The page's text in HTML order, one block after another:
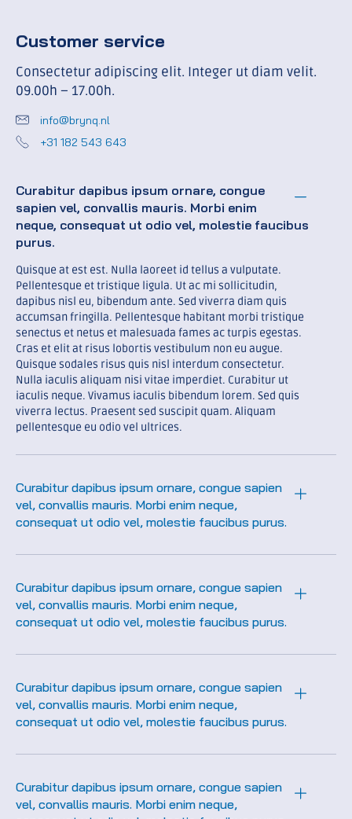
Customer service
Consectetur adipiscing elit. Integer ut diam velit.
09.00h – 17.00h.
info@brynq.nl
+31 182 543 643
Curabitur dapibus ipsum ornare, congue
sapien vel, convallis mauris. Morbi enim
neque, consequat ut odio vel, molestie faucibus
purus.
Quisque at est est. Nulla laoreet id tellus a vulputate.
Pellentesque et tristique ligula. Ut ac mi sollicitudin,
dapibus nisl eu, bibendum ante. Sed viverra diam quis
accumsan fringilla. Pellentesque habitant morbi tristique
senectus et netus et malesuada fames ac turpis egestas.
Cras et elit at risus lobortis vestibulum non eu augue.
Quisque sodales risus quis nisl interdum consectetur.
Nulla iaculis aliquam nisi vitae imperdiet. Curabitur ut
iaculis neque. Vivamus iaculis bibendum lorem. Sed quis
viverra lectus. Praesent sed suscipit quam. Aliquam
pellentesque eu odio vel ultrices.
Curabitur dapibus ipsum ornare, congue sapien
vel, convallis mauris. Morbi enim neque,
consequat ut odio vel, molestie faucibus purus.
Curabitur dapibus ipsum ornare, congue sapien
vel, convallis mauris. Morbi enim neque,
consequat ut odio vel, molestie faucibus purus.
Curabitur dapibus ipsum ornare, congue sapien
vel, convallis mauris. Morbi enim neque,
consequat ut odio vel, molestie faucibus purus.
Curabitur dapibus ipsum ornare, congue sapien
vel, convallis mauris. Morbi enim neque,